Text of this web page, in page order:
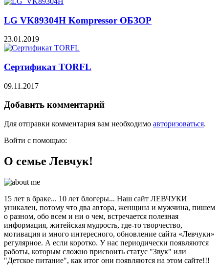
LG VK89304H Kompressor ОБЗОР
23.01.2019
Сертификат TORFL
09.11.2017
Добавить комментарий
Для отправки комментария вам необходимо авторизоваться.
Войти с помощью:
О семье Левчук!
15 лет в браке... 10 лет блогеры... Наш сайт ЛЕВЧУКИ
уникален, потому что два автора, женщина и мужчина, пишем
о разном, обо всем и ни о чем, встречается полезная
информация, житейская мудрость, где-то творчество,
мотивация и много интересного, обновление сайта «Левчуки»
регулярное. А если коротко. У нас периодически появляются
работы, которым сложно присвоить статус "Звук" или
"Детское питание", как итог они появляются на этом сайте!!!